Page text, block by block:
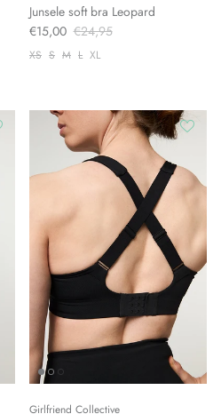
Junsele soft bra Leopard
€15,00 €24,95
XS S M L XL
Girlfriend Collective